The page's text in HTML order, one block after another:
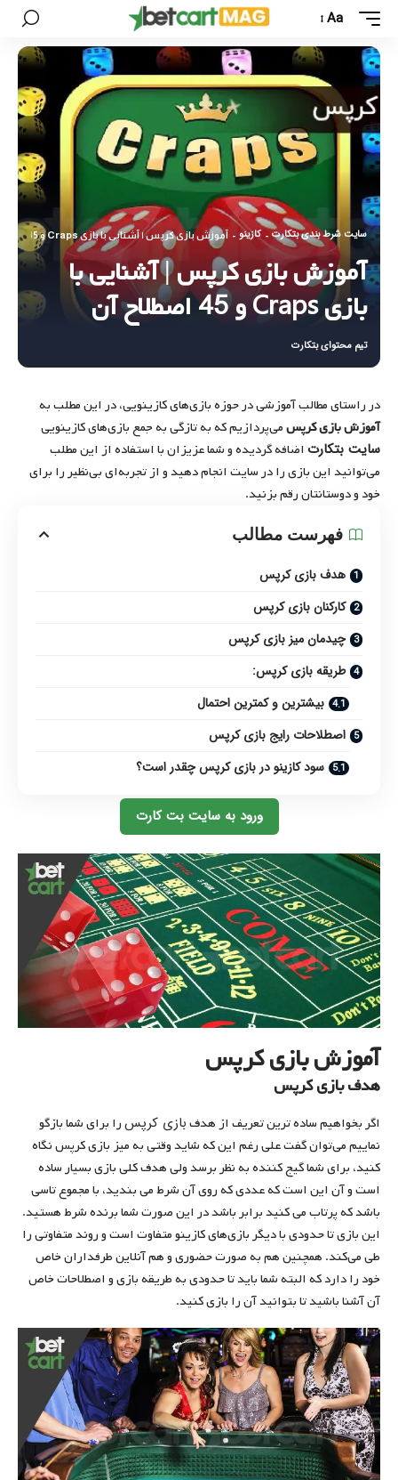
Aa
سایت شرط بندی بتکارت - کازینو - آموزش بازی کرپس | آشنایی با بازی Craps و 45 اصطلاح آن
آموزش بازی کرپس | آشنایی با
بازی Craps و 45 اصطلاح آن
تیم محتوای بتکارت
در راستای مطالب آموزشی در حوزه بازی‌های کازینویی، در این مطلب به
آموزش بازی کرپسمی‌پردازیم که به تازگی به جمع بازی‌های کازینویی
سایت بتکارت اضافه گردیده و شما عزیزان با استفاده از این مطلب
می‌توانید این بازی را در سایت انجام دهید و از تجربه‌ای بی‌نظیر را برای
خود و دوستانتان رقم بزنید.
فهرست مطالب
هدف بازی کرپس
کارکنان بازی کرپس
چیدمان میز بازی کرپس
طریقه بازی کرپس:
بیشترین و کمترین احتمال
اصطلاحات رایج بازی کرپس
سود کازینو در بازی کرپس چقدر است؟
ورود به سایت بت کارت
آموزش بازی کرپس
هدف بازی کرپس
اگر بخواهیم ساده ترین تعریف از هدفبازی کرپسرا برای شما بازگو
نماییم می‌توان گفت علی رغم این که شاید وقتی به میز بازی کرپس نگاه
کنید، برای شما گیج کننده به نظر برسد ولی هدف کلی بازی بسیار ساده
است و آن این است که عددی که روی آن شرط می بندید، با مجموع تاسی
باشد که پرتاب می کنید برابر باشد در این صورت شما برنده شرط هستید.
این بازی تا حدودی با دیگر بازی‌های کازینو متفاوت است و روند متفاوتی را
طی می‌کند. همچنین هم به صورت حضوری و هم آنلاین طرفداران خاص
خود را دارد که البته شما باید تا حدودی به طریقه بازی و اصطلاحات خاص
آن آشنا باشید تا بتوانید آن را بازی کنید.